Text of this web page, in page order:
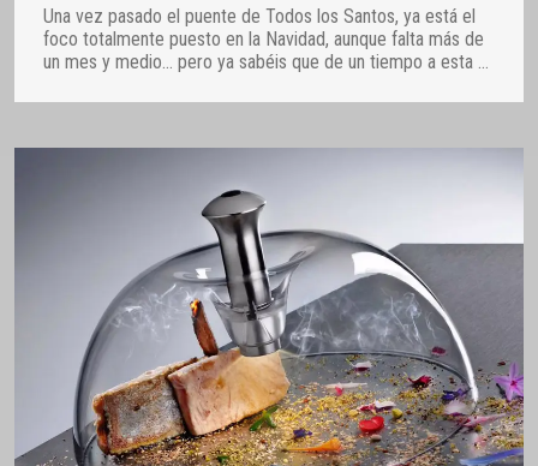
Una vez pasado el puente de Todos los Santos, ya está el
foco totalmente puesto en la Navidad, aunque falta más de
un mes y medio… pero ya sabéis que de un tiempo a esta …